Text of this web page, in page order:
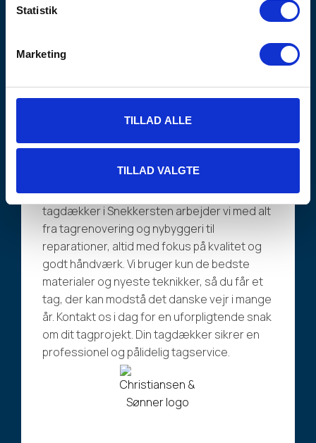
Statistik
Marketing
TILLAD ALLE
TILLAD VALGTE
Kvalitetsbevidst
tagarbejde i
Snekkersten
Hos Christiansen & Sønner får du altid
kvalitetsbevidst tagarbejde i Snekkersten.
leverer vi holdbare og æstetiske
tagløsninger til både private og erhverv. Som
tagdækker i Snekkersten arbejder vi med alt
fra tagrenovering og nybyggeri til
reparationer, altid med fokus på kvalitet og
godt håndværk. Vi bruger kun de bedste
materialer og nyeste teknikker, så du får et
tag, der kan modstå det danske vejr i mange
år. Kontakt os i dag for en uforpligtende snak
om dit tagprojekt. Din tagdækker sikrer en
professionel og pålidelig tagservice.